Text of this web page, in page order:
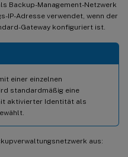
Backup-Management-Netzwerk
IP-Adresse verwendet, wenn der
Gateway konfiguriert ist.
einer einzelnen
standardmäßig eine
aktivierter Identität als
aus: